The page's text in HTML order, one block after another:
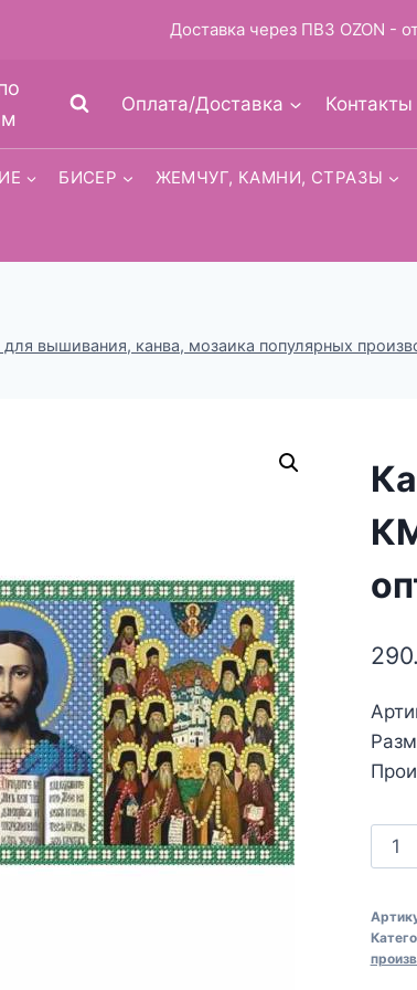
Оплата/Доставка Контакты
БИСЕР ЖЕМЧУГ, КАМНИ, СТРАЗЫ
вышивания, канва, мозаика популярных
для
Доставка через ПВЗ OZON -